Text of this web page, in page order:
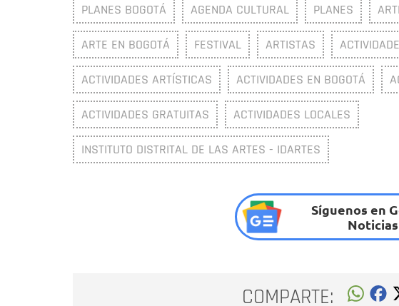
PLANES BOGOTÁ AGENDA CULTURAL PLANES
ARTE EN BOGOTÁ FESTIVAL ARTISTAS
ACTIVIDADES ARTÍSTICAS ACTIVIDADES EN BOGOTÁ
ACTIVIDADES GRATUITAS ACTIVIDADES LOCALES
INSTITUTO DISTRITAL DE LAS ARTES - IDARTES
Síguenos en
Noticias
COMPARTE: